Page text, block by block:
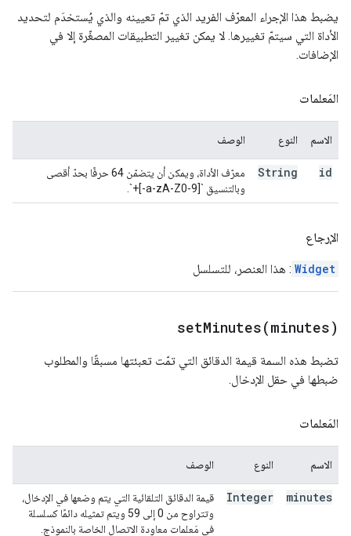
يضبط هذا الإجراء المعرّف الفريد الذي تمّ تعيينه والذي يُستخدَم لتحديد
الأداة التي سيتمّ تغييرها. لا يمكن تغيير التطبيقات المصغّرة إلا في
الإضافات.
المَعلمات
الاسم النوع الوصف
id
String
معرّف الأداة، ويمكن أن يتضمّن 64 حرفًا بحدّ أقصى
وبالتنسيق `[a-zA-Z0-9-]+`.
الإرجاع
Widget : هذا العنصر، للتسلسل
setMinutes(minutes)
تضبط هذه السمة قيمة الدقائق التي تمّت تعبئتها مسبقًا والمطلوب
ضبطها في حقل الإدخال.
المَعلمات
الاسم النوع الوصف
minutes
Integer
قيمة الدقائق التلقائية التي يتم وضعها في الإدخال،
وتتراوح من 0 إلى 59 ويتم تمثيله دائمًا كسلسلة
في مَعلمات معاودة الاتصال الخاصة بالنموذج.